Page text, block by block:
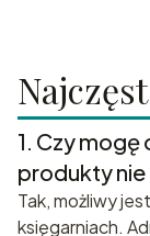
1. Czy mogę
produkty nie
Tak, możliwy
księgarniach.